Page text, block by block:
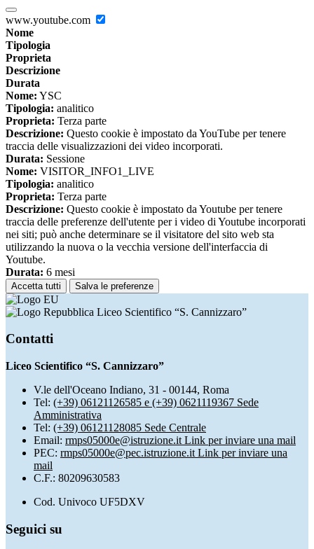
www.youtube.com
Nome
Tipologia
Proprieta
Descrizione
Durata
Nome: YSC
Tipologia: analitico
Proprieta: Terza parte
Descrizione: Questo cookie è impostato da YouTube per tenere
traccia delle visualizzazioni dei video incorporati.
Durata: Sessione
Nome: VISITOR_INFO1_LIVE
Tipologia: analitico
Proprieta: Terza parte
Descrizione: Questo cookie è impostato da Youtube per tenere
traccia delle preferenze dell'utente per i video di Youtube incorporati
nei siti; può anche determinare se il visitatore del sito web sta
utilizzando la nuova o la vecchia versione dell'interfaccia di
Youtube.
Durata: 6 mesi
Accetta tutti Salva le preferenze
Liceo Scientifico “S. Cannizzaro”
Contatti
Liceo Scientifico “S. Cannizzaro”
V.le dell'Oceano Indiano, 31 - 00144, Roma
Tel: (+39) 06121126585 e (+39) 0621119367 Sede
Amministrativa
Tel: (+39) 06121128085 Sede Centrale
Email: rmps05000e@istruzione.it Link per inviare una mail
PEC: rmps05000e@pec.istruzione.it Link per inviare una
mail
C.F.: 80209630583
Cod. Univoco UF5DXV
Seguici su